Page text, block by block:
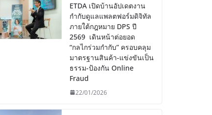
ETDA เปิดบ้านอัปเดตงาน
กำกับดูแลแพลตฟอร์มดิจิทัล
ภายใต้กฎหมาย DPS ปี
2569 เดินหน้าต่อยอด
“กลไกร่วมกำกับ” ครอบคลุม
มาตรฐานสินค้า-แข่งขันเป็น
ธรรม-ป้องกัน Online
Fraud
22/01/2026